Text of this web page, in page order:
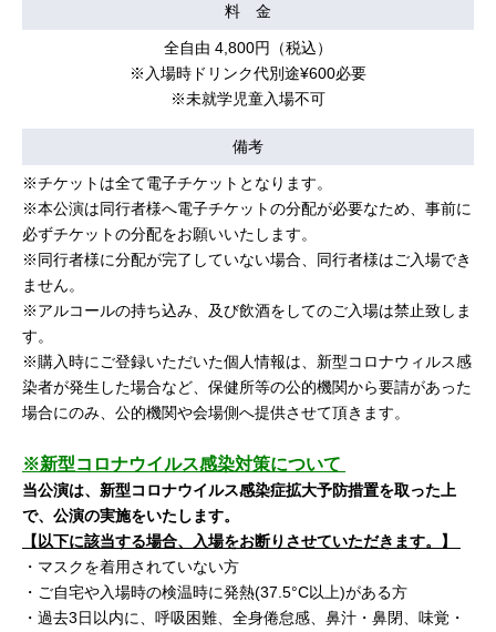
料 金
全自由 4,800円（税込）
※入場時ドリンク代別途¥600必要
※未就学児童入場不可
備考
※チケットは全て電子チケットとなります。
※本公演は同行者様へ電子チケットの分配が必要なため、事前に
必ずチケットの分配をお願いいたします。
※同行者様に分配が完了していない場合、同行者様はご入場でき
ません。
※アルコールの持ち込み、及び飲酒をしてのご入場は禁止致しま
す。
※購入時にご登録いただいた個人情報は、新型コロナウィルス感
染者が発生した場合など、保健所等の公的機関から要請があった
場合にのみ、公的機関や会場側へ提供させて頂きます。
※新型コロナウイルス感染対策について
当公演は、新型コロナウイルス感染症拡大予防措置を取った上
で、公演の実施をいたします。
【以下に該当する場合、入場をお断りさせていただきます。】
・マスクを着用されていない方
・ご自宅や入場時の検温時に発熱(37.5°C以上)がある方
・過去3日以内に、呼吸困難、全身倦怠感、鼻汁・鼻閉、味覚・